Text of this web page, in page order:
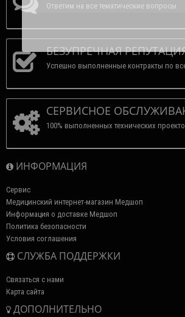
Ответим на все тематические вопросы.
БЕЗУПРЕЧНАЯ
Успешно выполненные контракты по
СЕРВИСНОЕ
100% выполненных технических
ИНФОРМАЦИЯ
Сервис
Медицинский интернет-магазин Медшоп
Информация о доставке Медшоп
Политика безопасности
Условия соглашения
СЛУЖБА ПОДДЕРЖКИ
Связаться с нами
Карта сайта
ДОПОЛНИТЕЛЬНО